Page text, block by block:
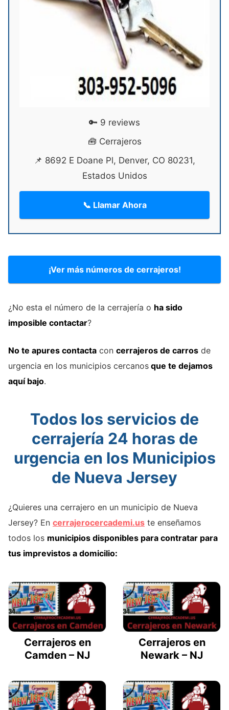
🔑 9 reviews
🧰 Cerrajeros
📌 8692 E Doane Pl, Denver, CO 80231,
Estados Unidos
📞 Llamar Ahora
¡Ver más números de cerrajeros!
¿No esta el número de la cerrajería o ha sido
imposible contactar?
No te apures contacta con cerrajeros de carros de
urgencia en los municipios cercanos que te dejamos
aquí bajo.
Todos los servicios de
cerrajería 24 horas de
urgencia en los Municipios
de Nueva Jersey
¿Quieres una cerrajero en un municipio de Nueva
Jersey? En cerrajerocercademi.us te enseñamos
todos los municipios disponibles para contratar para
tus imprevistos a domicilio:
Cerrajeros en
Camden – NJ
Cerrajeros en
Newark – NJ